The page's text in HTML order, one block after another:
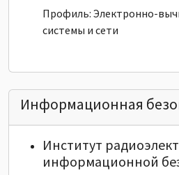
Профиль: Электронно-
системы и сети
Информационная
Институт
информационной